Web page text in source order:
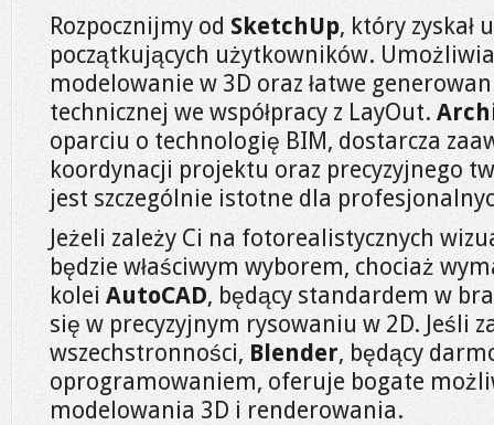
Rozpocznijmy od SketchUp, który zyskał
początkujących użytkowników. Umożliwia
modelowanie w 3D oraz łatwe
technicznej we współpracy z LayOut.
oparciu o technologię BIM, dostarcza
koordynacji projektu oraz precyzyjnego
jest szczególnie istotne dla
Jeżeli zależy Ci na fotorealistycznych
będzie właściwym wyborem, chociaż
kolei AutoCAD, będący standardem w
się w precyzyjnym rysowaniu w 2D. Jeśli
wszechstronności, Blender, będący
oprogramowaniem, oferuje bogate
modelowania 3D i renderowania.